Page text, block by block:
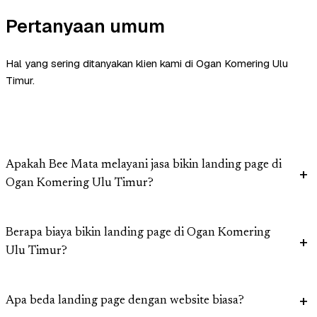
Pertanyaan umum
Hal yang sering ditanyakan klien kami di Ogan Komering Ulu
Timur.
Apakah Bee Mata melayani jasa bikin landing page di
Ogan Komering Ulu Timur?
Berapa biaya bikin landing page di Ogan Komering
Ulu Timur?
Apa beda landing page dengan website biasa?